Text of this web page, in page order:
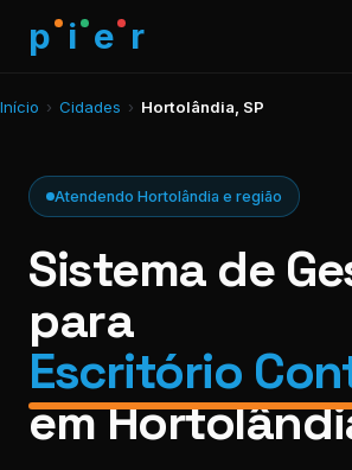
p i e r
Início › Cidades › Hortolândia, SP
Atendendo Hortolândia e região
Sistema de
para
Escritório
em